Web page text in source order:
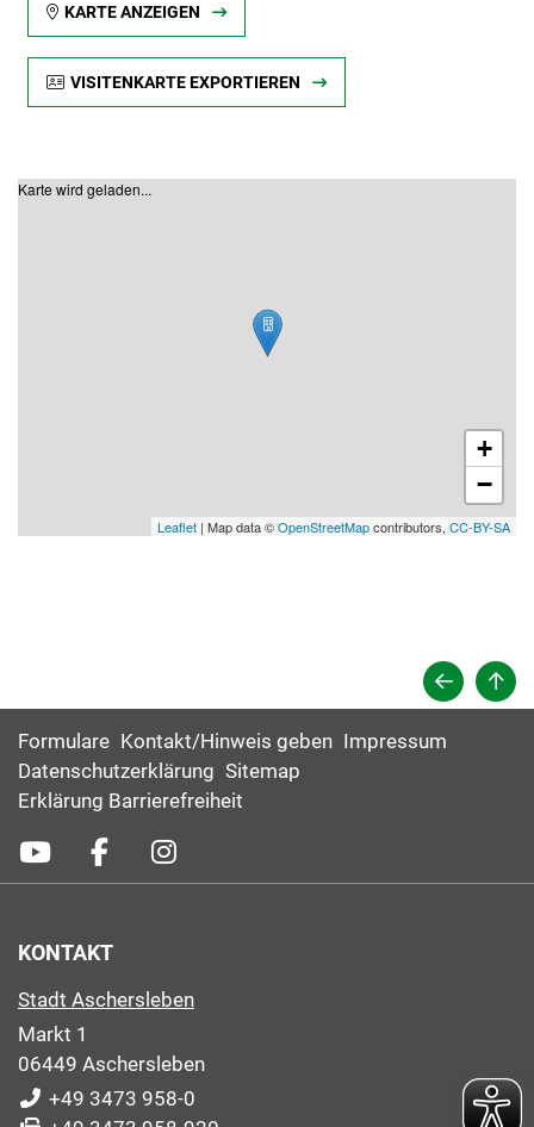
KARTE ANZEIGEN
VISITENKARTE EXPORTIEREN
Karte wird geladen...
+
−
Leaflet | Map data ©OpenStreetMapcontributors, CC-BY-SA
Formulare Kontakt/Hinweis geben Impressum
Datenschutzerklärung Sitemap
Erklärung Barrierefreiheit
KONTAKT
Stadt Aschersleben
Markt 1
06449 Aschersleben
+49 3473 958-0